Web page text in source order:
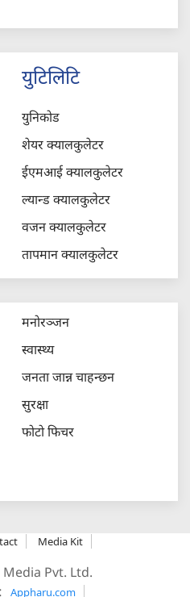
युटिलिटि
युनिकोड
शेयर क्यालकुलेटर
ईएमआई क्यालकुलेटर
ल्यान्ड क्यालकुलेटर
वजन क्यालकुलेटर
तापमान क्यालकुलेटर
मनोरञ्जन
स्वास्थ्य
जनता जान्न चाहन्छन
सुरक्षा
फोटो फिचर
Media Kit
Pvt. Ltd.
Appharu.com